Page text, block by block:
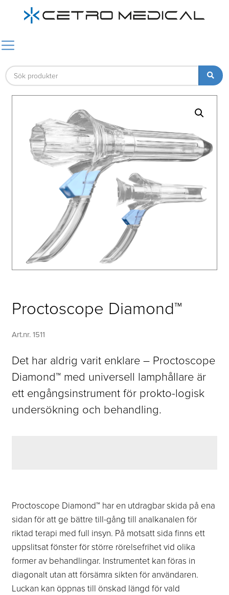
Proctoscope Diamond™
Art.nr. 1511
Det har aldrig varit enklare – Proctoscope
Diamond™ med universell lamphållare är
ett engångsinstrument för prokto-logisk
undersökning och behandling.
Proctoscope Diamond™ har en utdragbar skida på ena
sidan för att ge bättre till-gång till analkanalen för
riktad terapi med full insyn. På motsatt sida finns ett
uppslitsat fönster för större rörelsefrihet vid olika
former av behandlingar. Instrumentet kan föras in
diagonalt utan att försämra sikten för användaren.
Luckan kan öppnas till önskad längd för vald